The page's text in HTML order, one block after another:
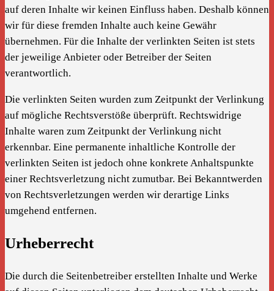
auf deren Inhalte wir keinen Einfluss haben. Deshalb können
wir für diese fremden Inhalte auch keine Gewähr
übernehmen. Für die Inhalte der verlinkten Seiten ist stets
der jeweilige Anbieter oder Betreiber der Seiten
verantwortlich.
Die verlinkten Seiten wurden zum Zeitpunkt der Verlinkung
auf mögliche Rechtsverstöße überprüft. Rechtswidrige
Inhalte waren zum Zeitpunkt der Verlinkung nicht
erkennbar. Eine permanente inhaltliche Kontrolle der
verlinkten Seiten ist jedoch ohne konkrete Anhaltspunkte
einer Rechtsverletzung nicht zumutbar. Bei Bekanntwerden
von Rechtsverletzungen werden wir derartige Links
umgehend entfernen.
Urheberrecht
Die durch die Seitenbetreiber erstellten Inhalte und Werke